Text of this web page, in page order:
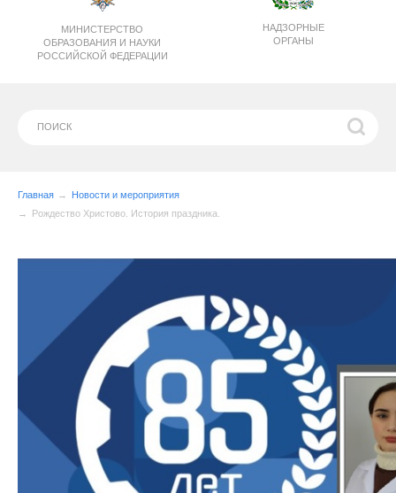
МИНИСТЕРСТВО
ОБРАЗОВАНИЯ И НАУКИ
РОССИЙСКОЙ ФЕДЕРАЦИИ
НАДЗОРНЫЕ
ОРГАНЫ
Главная
Новости и мероприятия
Рождество Христово. История праздника.